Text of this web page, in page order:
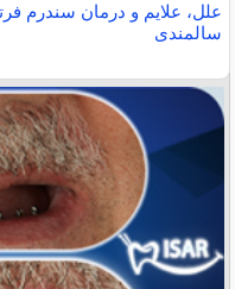
علل، علایم و درمان سندرم
سالمندی